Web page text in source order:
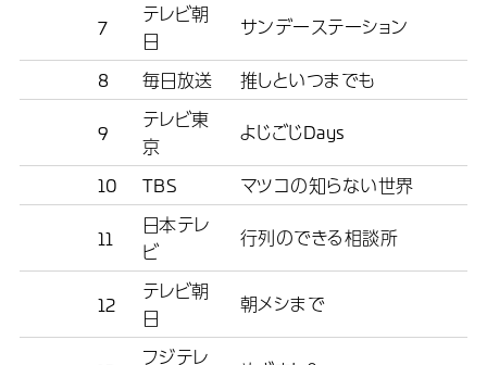
7
テレビ朝
日
サンデーステーション
8 毎日放送 推しといつまでも
9
テレビ東
京
よじごじDays
10 TBS マツコの知らない世界
11
日本テレ
ビ
行列のできる相談所
12
テレビ朝
日
朝メシまで
フジテレ